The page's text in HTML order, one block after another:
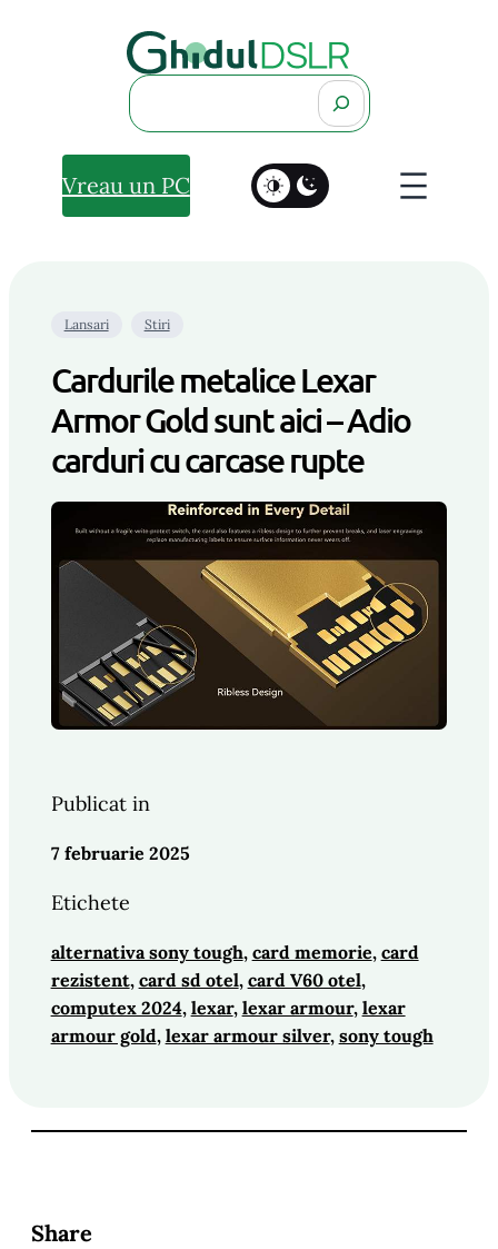
Search
Vreau un PC
Lansari Stiri
Cardurile metalice Lexar
Armor Gold sunt aici – Adio
carduri cu carcase rupte
Publicat in
7 februarie 2025
Etichete
alternativa sony tough, card memorie, card
rezistent, card sd otel, card V60 otel ,
computex 2024, lexar, lexar armour, lexar
armour gold, lexar armour silver, sony tough
Share